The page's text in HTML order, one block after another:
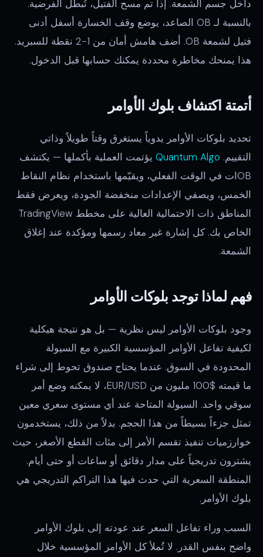
داخل جسم الشمعة. إذا تم مسح الفتيل، تُبطل الفرضية.
بالنسبة لـ OB الصاعد، يوضع وقف الخسارة أسفل أدنى
فتيل لشمعة OB. أضف هامش أمان من 1-2 نقطة للسبريد.
هذا يمنحك مخاطرة محددة يمكنك حسابها قبل الدخول.
أتمتة اكتشاف بلوك الأوامر
تحديد بلوكات الأوامر يدوياً يستغرق وقتاً طويلاً وذاتي
التقييم. Quantum Algo يؤتمت العملية بأكملها — يكتشف
OBات في الوقت الفعلي، ويقيّمها باستخدام نظام النقاط
الخمس، ويصفي الإعدادات منخفضة الجودة، ويعرض فقط
المناطق ذات الاحتمالية العالية على مخطط TradingView
الخاص بك. كل إشارة غير معاد رسمها ومؤكدة عند إغلاق
الشمعة.
فهم لماذا توجد بلوكات الأوامر
وجود بلوكات الأوامر ليس نظرية — بل هو نتيجة هيكلية
لكيفية تفاعل الأوامر المؤسسية الكبيرة مع السيولة
المحدودة في السوق. عندما يحتاج صندوق تحوط إلى شراء
ما قيمته $100 مليون من EUR/USD، لا يمكنه وضع أمر
سوقي واحد. السيولة المتاحة عند أي مستوى سعري معين
تمثل جزءاً بسيطاً من هذا الحجم. بدلاً من ذلك، يستخدمون
خوارزميات تنفيذ تقسم الأمر إلى مئات القطع الأصغر، حيث
يشترون تدريجياً على مدار دقائق أو ساعات أو حتى أيام.
المنطقة السعرية التي حدث فيها هذا التراكم التدريجي هي
بلوك الأوامر.
السبب وراء تفاعل السعر عند عودته إلى بلوك الأوامر
واضح بنفس القدر. لا تُملأ كل الأوامر المؤسسية خلال